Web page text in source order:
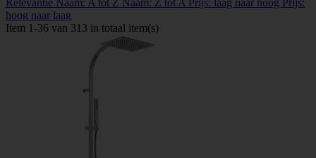
Relevantie Naam: A tot Z Naam: Z tot A Prijs: laag naar hoog Prijs:
hoog naar laag
Item 1-36 van 313 in totaal item(s)